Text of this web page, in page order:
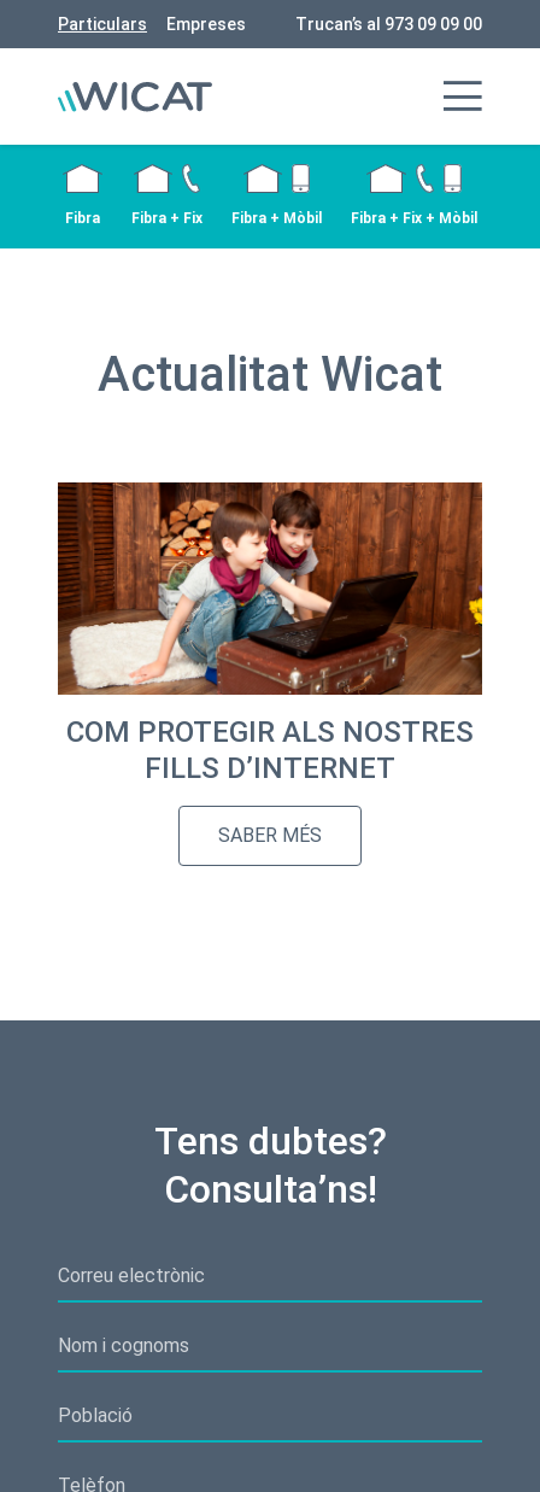
Particulars Empreses Trucan’s al 973 09 09 00
Fibra Fibra + Fix Fibra + Mòbil Fibra + Fix + Mòbil
Actualitat Wicat
COM PROTEGIR ALS NOSTRES
FILLS D’INTERNET
SABER MÉS
Tens dubtes?
Consulta’ns!